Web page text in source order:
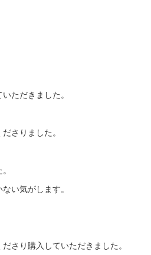
ただきました。
さりました。
い気がします。
さり購入していただきました。